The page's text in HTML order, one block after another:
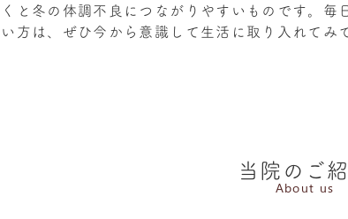
と冬の体調不良につながりやすいものです。
方は、ぜひ今から意識して生活に取り入れてみ
当院のご
About us